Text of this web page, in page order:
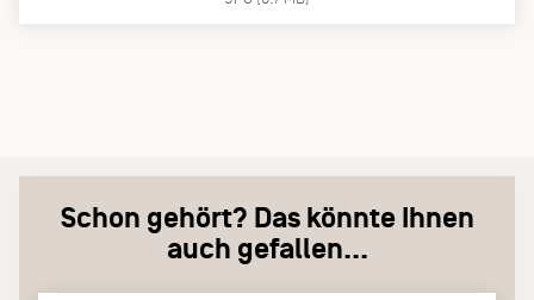
Schon gehört? Das könnte Ihnen
auch gefallen...